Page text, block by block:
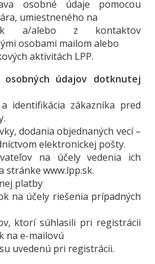
osobné údaje pomocou
umiestneného na
a/alebo z kontaktov
osobami mailom alebo
aktivitách LPP.
osobných údajov dotknutej
identifikácia zákazníka pred
dodania objednaných vecí –
elektronickej pošty.
na účely vedenia ich
stránke www.lpp.sk.
platby
na účely riešenia prípadných
ktorí súhlasili pri registrácii
na e-mailovú
uvedenú pri registrácii.